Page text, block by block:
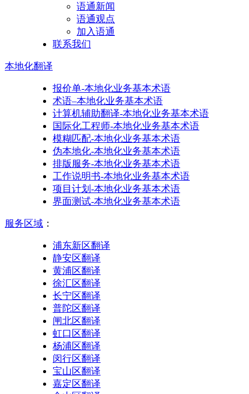
语通新闻
语通观点
加入语通
联系我们
本地化翻译
报价单-本地化业务基本术语
术语–本地化业务基本术语
计算机辅助翻译-本地化业务基本术语
国际化工程师-本地化业务基本术语
模糊匹配-本地化业务基本术语
伪本地化-本地化业务基本术语
排版服务-本地化业务基本术语
工作说明书-本地化业务基本术语
项目计划-本地化业务基本术语
界面测试-本地化业务基本术语
服务区域 ：
浦东新区翻译
静安区翻译
黄浦区翻译
徐汇区翻译
长宁区翻译
普陀区翻译
闸北区翻译
虹口区翻译
杨浦区翻译
闵行区翻译
宝山区翻译
嘉定区翻译